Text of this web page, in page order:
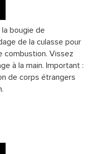
bougie de
de la culasse pour
combustion. Vissez
à la main. Important :
de corps étrangers
combustion.